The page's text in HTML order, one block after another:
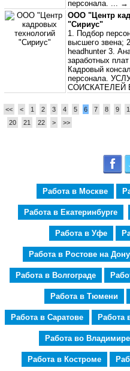
персонала.
... →
ООО "Центр
"Сириус"
1. Подбор
высшего звена;
headhunter 3.
заработных
Кадровый
персонала.
СОИСКАТЕЛЕЙ
<< < 1 2 3 4 5 6 7 8 9
20
21 22 > >>
Работа в Москве
Работа в Екатеринбурге
Работа в Уфе
Работа в Ростове на Дону
Работа в Волгограде
Работа в Тюмени
Работа в Саратове Работа
Работа во Владимире
Работа в Костроме